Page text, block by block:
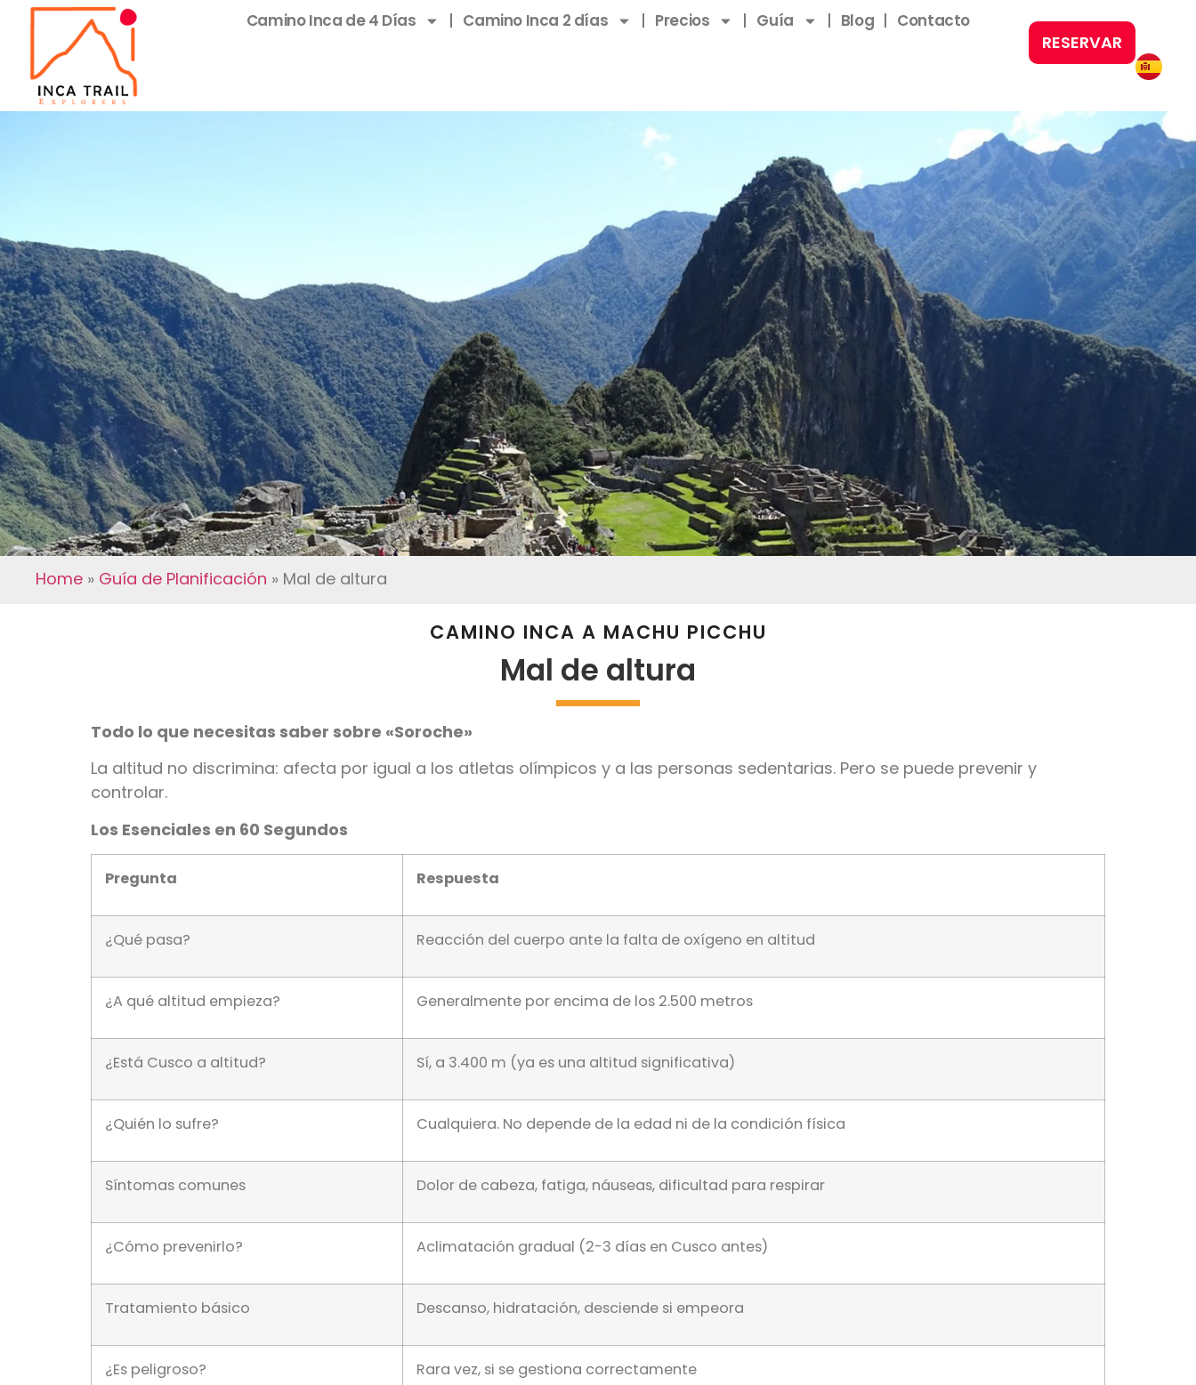
Camino Inca de 4 Días Camino Inca 2 días Precios Guía Blog Contacto
RESERVAR
Home » Guía de Planificación » Mal de altura
CAMINO INCA A MACHU PICCHU
Mal de altura
Todo lo que necesitas saber sobre «Soroche»
La altitud no discrimina: afecta por igual a los atletas olímpicos y a las personas sedentarias. Pero se puede prevenir y
controlar.
Los Esenciales en 60 Segundos
Pregunta Respuesta
¿Qué pasa? Reacción del cuerpo ante la falta de oxígeno en altitud
¿A qué altitud empieza? Generalmente por encima de los 2.500 metros
¿Está Cusco a altitud? Sí, a 3.400 m (ya es una altitud significativa)
¿Quién lo sufre? Cualquiera. No depende de la edad ni de la condición física
Síntomas comunes Dolor de cabeza, fatiga, náuseas, dificultad para respirar
¿Cómo prevenirlo? Aclimatación gradual (2-3 días en Cusco antes)
Tratamiento básico Descanso, hidratación, desciende si empeora
¿Es peligroso? Rara vez, si se gestiona correctamente